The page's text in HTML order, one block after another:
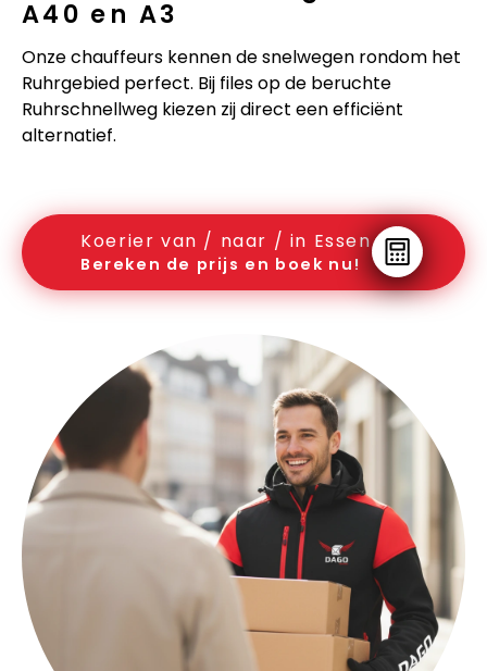
A40 en A3
Onze chauffeurs kennen de snelwegen rondom het
Ruhrgebied perfect. Bij files op de beruchte
Ruhrschnellweg kiezen zij direct een efficiënt
alternatief.
Koerier van / naar / in Essen
Bereken de prijs en boek nu!